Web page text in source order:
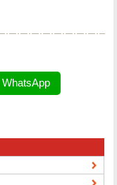
WhatsApp